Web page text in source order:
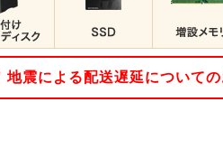
震による配送遅延について